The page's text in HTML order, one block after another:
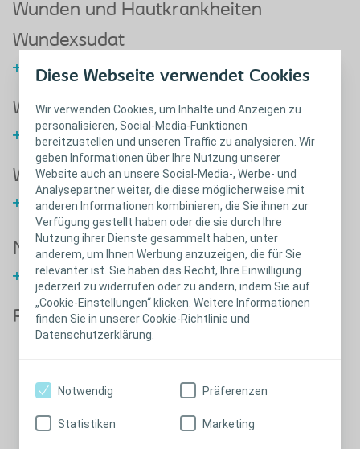
Diese Webseite verwendet Cookies
Wir verwenden Cookies, um Inhalte und Anzeigen zu
personalisieren, Social-Media-Funktionen
bereitzustellen und unseren Traffic zu analysieren. Wir
geben Informationen über Ihre Nutzung unserer
Website auch an unsere Social-Media-, Werbe- und
Analysepartner weiter, die diese möglicherweise mit
anderen Informationen kombinieren, die Sie ihnen zur
Verfügung gestellt haben oder die sie durch Ihre
Nutzung ihrer Dienste gesammelt haben, unter
anderem, um Ihnen Werbung anzuzeigen, die für Sie
relevanter ist. Sie haben das Recht, Ihre Einwilligung
jederzeit zu widerrufen oder zu ändern, indem Sie auf
„Cookie-Einstellungen“ klicken. Weitere Informationen
finden Sie in unserer Cookie-Richtlinie und
Datenschutzerklärung.
Notwendig Präferenzen
Statistiken Marketing
Wunden und Hautkrankheiten
Wundexsudat
Mehr über Wundexsudate
Wundinfektion
Mehr über infizierte Wunden
Wundschmerz
Mehr zum Thema Wundschmerz
Nekrose
Mehr über nekrotisches Gewebe
Periulzeröse Haut
Schließen
Mazeration